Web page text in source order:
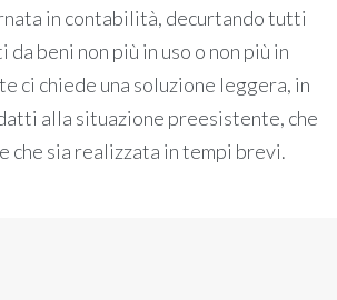
in contabilità, decurtando tutti
beni non più in uso o non più in
ci chiede una soluzione leggera, in
alla situazione preesistente, che
che sia realizzata in tempi brevi.